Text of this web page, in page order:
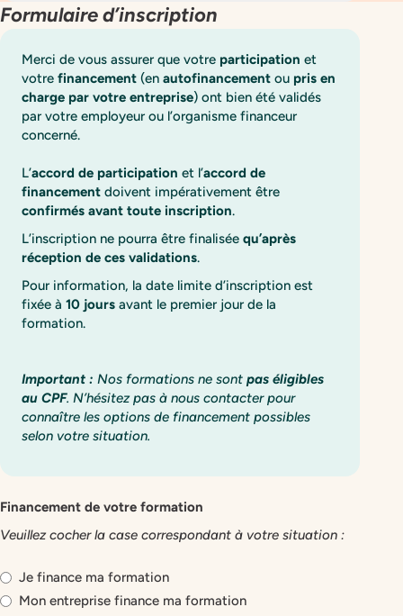
Formulaire d’inscription
Merci de vous assurer que votre participation et
votre financement (en autofinancement ou pris en
charge par votre entreprise) ont bien été validés
par votre employeur ou l’organisme financeur
concerné.
L’accord de participation et l’accord de
financement doivent impérativement être
confirmés avant toute inscription.
L’inscription ne pourra être finalisée qu’après
réception de ces validations.
Pour information, la date limite d’inscription est
fixée à 10 jours avant le premier jour de la
formation.
Important : Nos formations ne sont pas éligibles
au CPF. N’hésitez pas à nous contacter pour
connaître les options de financement possibles
selon votre situation.
[Session]
Formulaire
Financement de votre formation
Veuillez cocher la case correspondant à votre situation :
Financement *
Je finance ma formation
Mon entreprise finance ma formation